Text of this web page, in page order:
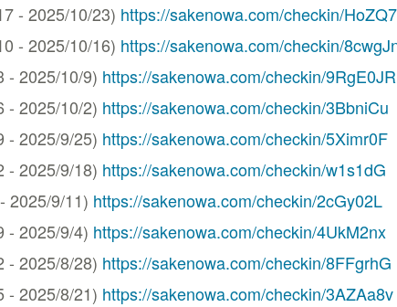
- 2025/10/23) https://sakenowa.com/checkin/
- 2025/10/16) https://sakenowa.com/checkin/
- 2025/10/9) https://sakenowa.com/checkin/9RgE0JR
- 2025/10/2) https://sakenowa.com/checkin/3BbniCu
- 2025/9/25) https://sakenowa.com/checkin/5Ximr0F
- 2025/9/18) https://sakenowa.com/checkin/w1s1dG
2025/9/11) https://sakenowa.com/checkin/2cGy02L
- 2025/9/4) https://sakenowa.com/checkin/4UkM2nx
- 2025/8/28) https://sakenowa.com/checkin/8FFgrhG
- 2025/8/21) https://sakenowa.com/checkin/3AZAa8v